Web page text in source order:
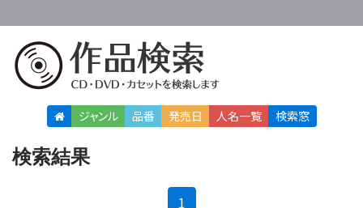
ジャンル 品番 発売日 人名一覧 検索窓
検索結果
1